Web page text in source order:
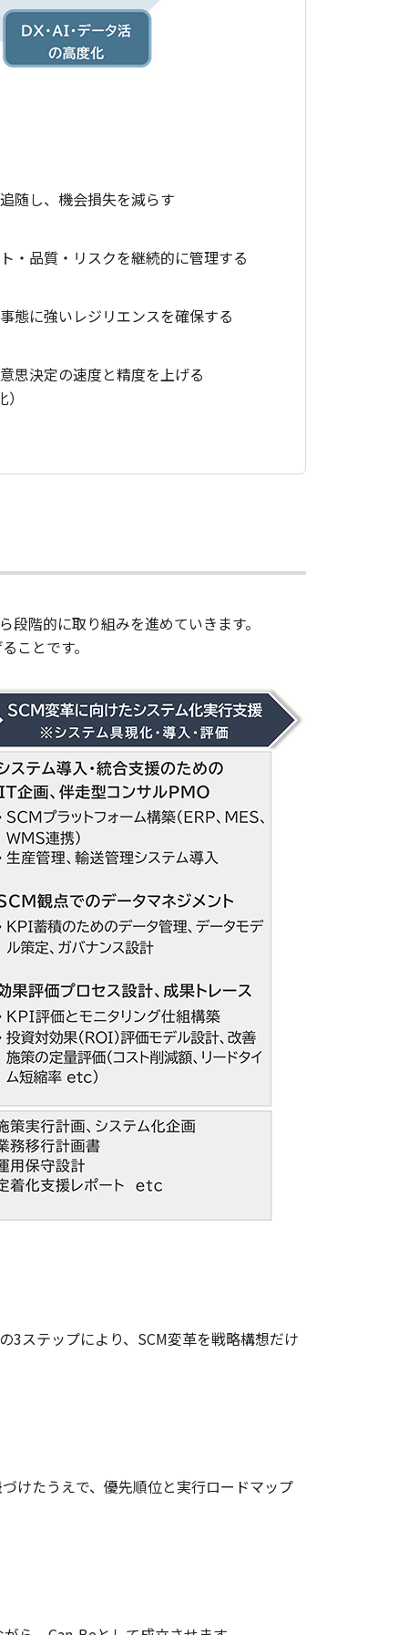
随し、機会損失を減らす
・品質・リスクを継続的に管理する
態に強いレジリエンスを確保する
思決定の速度と精度を上げる
階的に取り組みを進めていきます。
ことです。
ステップにより、SCM変革を戦略構想だけ
けたうえで、優先順位と実行ロードマップ